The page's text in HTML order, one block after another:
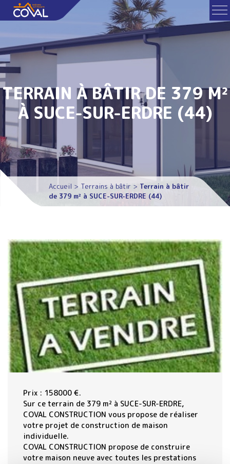
TERRAIN À BÂTIR DE 379 M²
À SUCE-SUR-ERDRE (44)
Accueil > Terrains à bâtir > Terrain à bâtir
de 379 m² à SUCE-SUR-ERDRE (44)
Prix : 158000 €.
Sur ce terrain de 379 m² à SUCE-SUR-ERDRE,
COVAL CONSTRUCTION vous propose de réaliser
votre projet de construction de maison
individuelle.
COVAL CONSTRUCTION propose de construire
votre maison neuve avec toutes les prestations